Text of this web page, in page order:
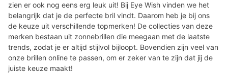
zien er ook nog eens erg leuk uit! Bij Eye Wish vinden we het
belangrijk dat je de perfecte bril vindt. Daarom heb je bij ons
de keuze uit verschillende topmerken! De collecties van deze
merken bestaan uit zonnebrillen die meegaan met de laatste
trends, zodat je er altijd stijlvol bijloopt. Bovendien zijn veel van
onze brillen online te passen, om er zeker van te zijn dat jij de
juiste keuze maakt!